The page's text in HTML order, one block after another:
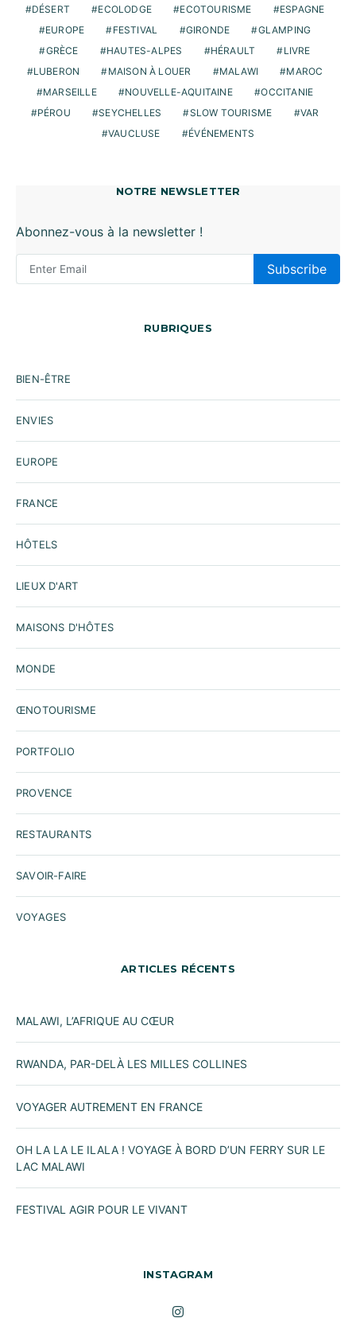
DÉSERT
ECOLODGE ECOTOURISME
ESPAGNE
EUROPE
FESTIVAL GIRONDE
GLAMPING
GRÈCE
HAUTES-ALPES HÉRAULT
LIVRE
LUBERON
MAISON À LOUER MALAWI
MAROC
MARSEILLE
NOUVELLE-AQUITAINE
OCCITANIE
PÉROU
SEYCHELLES SLOW TOURISME
VAR
VAUCLUSE
ÉVÉNEMENTS
NOTRE NEWSLETTER
Abonnez-vous à la newsletter !
Subscribe
RUBRIQUES
BIEN-ÊTRE
ENVIES
EUROPE
FRANCE
HÔTELS
LIEUX D'ART
MAISONS D'HÔTES
MONDE
ŒNOTOURISME
PORTFOLIO
PROVENCE
RESTAURANTS
SAVOIR-FAIRE
VOYAGES
ARTICLES RÉCENTS
MALAWI, L’AFRIQUE AU CŒUR
RWANDA, PAR-DELÀ LES MILLES COLLINES
VOYAGER AUTREMENT EN FRANCE
OH LA LA LE ILALA ! VOYAGE À BORD D’UN FERRY SUR LE
LAC MALAWI
FESTIVAL AGIR POUR LE VIVANT
INSTAGRAM